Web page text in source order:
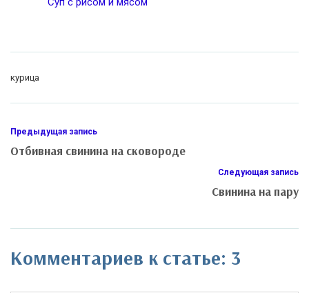
курица
Предыдущая запись
Отбивная свинина на сковороде
Следующая запись
Свинина на пару
Комментариев к статье: 3